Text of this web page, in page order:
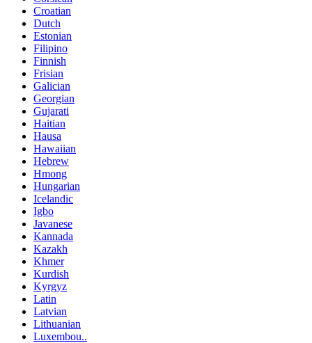
Croatian
Dutch
Estonian
Filipino
Finnish
Frisian
Galician
Georgian
Gujarati
Haitian
Hausa
Hawaiian
Hebrew
Hmong
Hungarian
Icelandic
Igbo
Javanese
Kannada
Kazakh
Khmer
Kurdish
Kyrgyz
Latin
Latvian
Lithuanian
Luxembou..